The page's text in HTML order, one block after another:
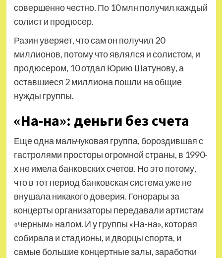
совершенно честно. По 10 млн получил каждый
солист и продюсер.
Разин уверяет, что сам он получил 20
миллионов, потому что являлся и солистом, и
продюсером, 10 отдал Юрию Шатунову, а
оставшиеся 2 миллиона пошли на общие
нужды группы.
«На-на»: деньги без счета
Еще одна мальчуковая группа, бороздившая с
гастролями просторы огромной страны, в 1990-
х не имела банковских счетов. Но это потому,
что в тот период банковская система уже не
внушала никакого доверия. Гонорары за
концерты организаторы передавали артистам
«черным» налом. И у группы «На-на», которая
собирала и стадионы, и дворцы спорта, и
самые большие концертные залы, заработки